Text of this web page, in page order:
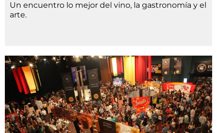
Un encuentro lo mejor del vino, la gastronomía y el
arte.